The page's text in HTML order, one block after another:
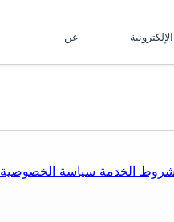
عن
شروط الخدمة سياسة الخصوصية